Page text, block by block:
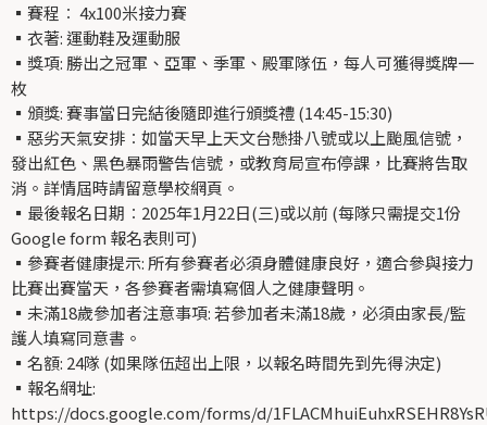
▪️賽程︰ 4x100米接力賽
▪️衣著: 運動鞋及運動服
▪️獎項: 勝出之冠軍、亞軍、季軍、殿軍隊伍，每人可獲得獎牌一
枚
▪️頒獎: 賽事當日完結後隨即進行頒獎禮 (14:45-15:30)
▪️惡劣天氣安排︰如當天早上天文台懸掛八號或以上颱風信號，
發出紅色、黑色暴雨警告信號，或教育局宣布停課，比賽將告取
消。詳情屆時請留意學校網頁。
▪️最後報名日期︰2025年1月22日(三)或以前 (每隊只需提交1份
Google form 報名表則可)
▪️參賽者健康提示: 所有參賽者必須身體健康良好，適合參與接力
比賽出賽當天，各參賽者需填寫個人之健康聲明。
▪️未滿18歲參加者注意事項: 若參加者未滿18歲，必須由家長/監
護人填寫同意書。
▪️名額: 24隊 (如果隊伍超出上限，以報名時間先到先得決定)
▪️報名網址:
https://docs.google.com/forms/d/